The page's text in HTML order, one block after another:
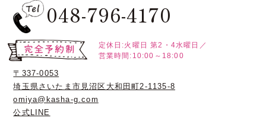
048-796-4170
定休日:火曜日 第2・4水曜日／
営業時間:10:00～18:00
〒337-0053
埼玉県さいたま市見沼区大和田町2-1135-8
omiya@kasha-g.com
公式LINE